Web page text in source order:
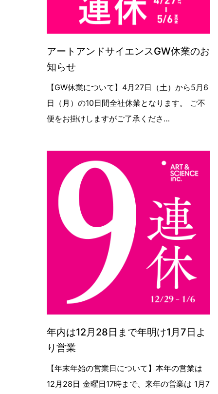
アートアンドサイエンスGW休業のお
知らせ
お知らせ【GW休業について】4/27
【GW休業について】4月27日（土）から5月6
日（月）の10日間全社休業となります。 ご不
便をお掛けしますがご了承くださ…
年内は12月28日まで年明け1月7日よ
り営業
【年末年始の営業日について】年内
【年末年始の営業日について】本年の営業は
12月28日 金曜日17時まで、来年の営業は 1月7